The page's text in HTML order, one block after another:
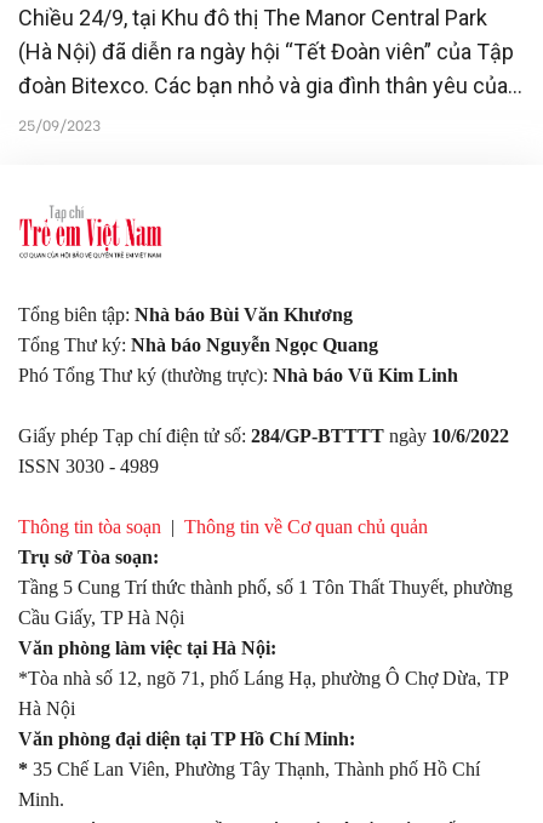
Chiều 24/9, tại Khu đô thị The Manor Central Park
(Hà Nội) đã diễn ra ngày hội “Tết Đoàn viên” của Tập
đoàn Bitexco. Các bạn nhỏ và gia đình thân yêu của
mình đã được trải nghiệm nhiều hoạt động ý nghĩa
25/09/2023
Tổng biên tập: Nhà báo Bùi Văn Khương
Tổng Thư ký: Nhà báo Nguyễn Ngọc Quang
Phó Tổng Thư ký (thường trực): Nhà báo Vũ Kim Linh
Giấy phép Tạp chí điện tử số: 284/GP-BTTTT ngày 10/6/2022
ISSN 3030 - 4989
Thông tin tòa soạn | Thông tin về Cơ quan chủ quản
Trụ sở Tòa soạn:
Tầng 5 Cung Trí thức thành phố, số 1 Tôn Thất Thuyết, phường
Cầu Giấy, TP Hà Nội
Văn phòng làm việc tại Hà Nội:
*Tòa nhà số 12, ngõ 71, phố Láng Hạ, phường Ô Chợ Dừa, TP
Hà Nội
Văn phòng đại diện tại TP Hồ Chí Minh:
* 35 Chế Lan Viên, Phường Tây Thạnh, Thành phố Hồ Chí
Minh.